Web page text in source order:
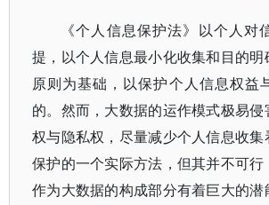
《个人信息保护法》以个人对
提，以个人信息最小化收集和目的
原则为基础，以保护个人信息权益
的。然而，大数据的运作模式极易
权与隐私权，尽量减少个人信息收
保护的一个实际方法，但其并不可行
作为大数据的构成部分有着巨大的潜